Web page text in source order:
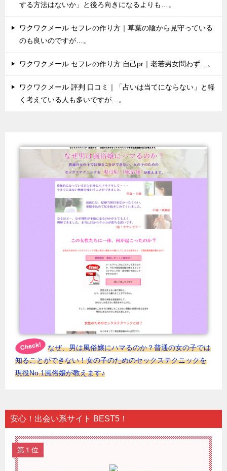
する方法はないか」と後ろ向きになるよりも…。
ワクワクメール セフレの作り方｜草葉の陰から見守っている
のも良いのですが…。
ワクワクメール セフレの作り方 自己pr｜老若男女問わず…。
ワクワクメール 評判 口コミ｜「占いは当てにならない」と軽
く考えている人も多いですが…。
なぜ、男は風俗嬢にハマるのか？普通の女の子では
知ることができない！女の子のためのセックステクニックを
現役No.1風俗嬢が教えます♪
安心！出会い系サイト BEST5！
第１位